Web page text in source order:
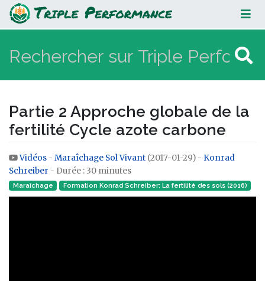
Partie 2 Approche globale de la
fertilité Cycle azote carbone
Partie 2 Approche globale de la
fertilité Cycle azote carbone
Aller à :navigation,rechercher
Vidéos - Maraîchage Sol Vivant (2017-01-29) - Konrad
Schreiber - Durée : 30 minutes
Maraîchage Formation Konrad Schreiber: La fertilité des sols (2016)